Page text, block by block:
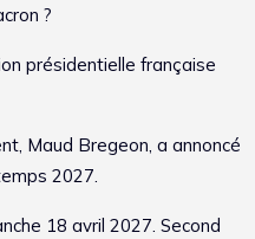
?
présidentielle française
Maud Bregeon, a annoncé
2027.
18 avril 2027. Second